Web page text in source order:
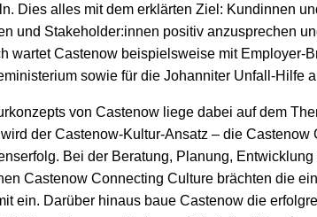
Dies alles mit dem erklärten Ziel: Kundinnen
und Stakeholder:innen positiv anzusprechen
wartet Castenow beispielsweise mit Employer-
sowie für die Johanniter Unfall-Hilfe
von Castenow liege dabei auf dem
der Castenow-Kultur-Ansatz – die Castenow
Bei der Beratung, Planung, Entwicklung
Castenow Connecting Culture brächten die
ein. Darüber hinaus baue Castenow die